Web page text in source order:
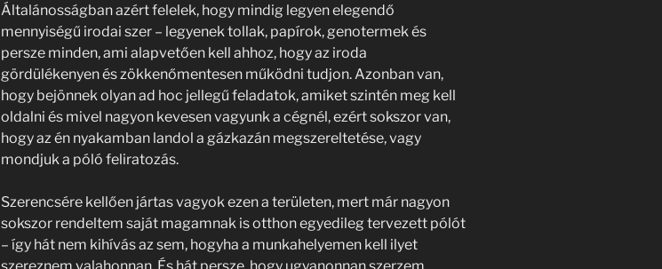
Általánosságban azért felelek, hogy mindig legyen elegendő
mennyiségű irodai szer – legyenek tollak, papírok, genotermek és
persze minden, ami alapvetően kell ahhoz, hogy az iroda
gördülékenyen és zökkenőmentesen működni tudjon. Azonban van,
hogy bejönnek olyan ad hoc jellegű feladatok, amiket szintén meg kell
oldalni és mivel nagyon kevesen vagyunk a cégnél, ezért sokszor van,
hogy az én nyakamban landol a gázkazán megszereltetése, vagy
mondjuk a póló feliratozás.
Szerencsére kellően jártas vagyok ezen a területen, mert már nagyon
sokszor rendeltem saját magamnak is otthon egyedileg tervezett pólót
– így hát nem kihívás az sem, hogyha a munkahelyemen kell ilyet